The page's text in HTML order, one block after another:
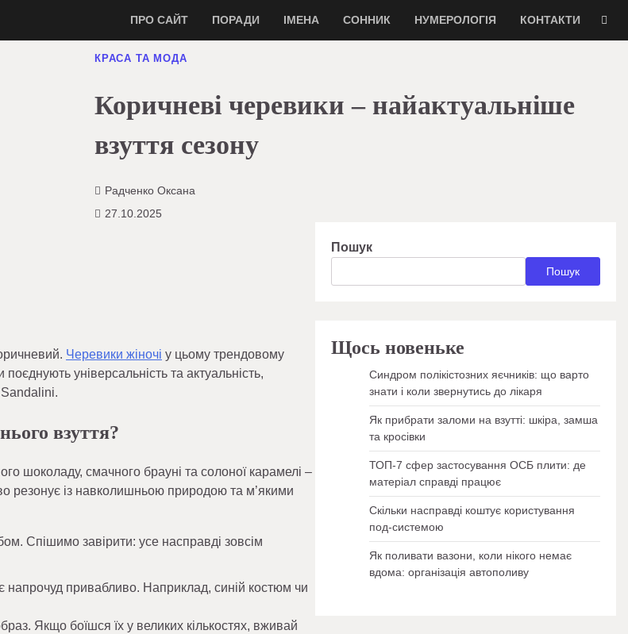
ПРО САЙТ ПОРАДИ ІМЕНА СОННИК НУМЕРОЛОГІЯ КОНТАКТИ
КРАСА ТА МОДА
Коричневі черевики – найактуальніше
взуття сезону
Радченко Оксана
27.10.2025
Черевики жіночі у цьому трендовому
універсальність та актуальність,
Sandalini.
взуття?
шоколаду, смачного брауні та солоної карамелі –
резонує із навколишньою природою та м’якими
Спішимо завірити: усе насправді зовсім
напрочуд привабливо. Наприклад, синій костюм чи
Якщо боїшся їх у великих кількостях, вживай
Пошук
Пошук
Щось новеньке
Синдром полікістозних яєчників: що варто
знати і коли звернутись до лікаря
Як прибрати заломи на взутті: шкіра, замша
та кросівки
ТОП-7 сфер застосування ОСБ плити: де
матеріал справді працює
Скільки насправді коштує користування
под-системою
Як поливати вазони, коли нікого немає
вдома: організація автополиву